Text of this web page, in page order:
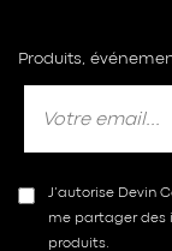
Produits,
J’autorise Devin
me partager des
produits.